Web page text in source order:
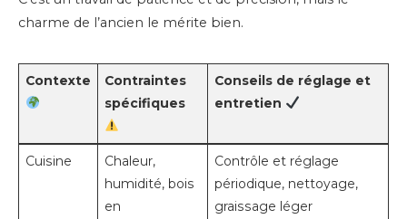
charme de l’ancien le mérite bien.
Contexte
Contraintes
spécifiques
Conseils de réglage et
entretien
Cuisine
Chaleur,
humidité, bois
en
Contrôle et réglage
périodique, nettoyage,
graissage léger